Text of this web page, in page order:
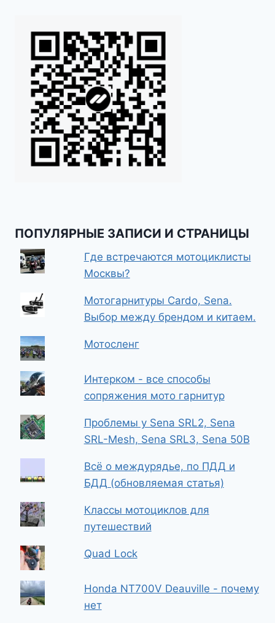
ПОПУЛЯРНЫЕ ЗАПИСИ И СТРАНИЦЫ
Где встречаются мотоциклисты
Москвы?
Мотогарнитуры Cardo, Sena.
Выбор между брендом и китаем.
Мотосленг
Интерком - все способы
сопряжения мото гарнитур
Проблемы у Sena SRL2, Sena
SRL-Mesh, Sena SRL3, Sena 50B
Всё о междурядье, по ПДД и
БДД (обновляемая статья)
Классы мотоциклов для
путешествий
Quad Lock
Honda NT700V Deauville - почему
нет